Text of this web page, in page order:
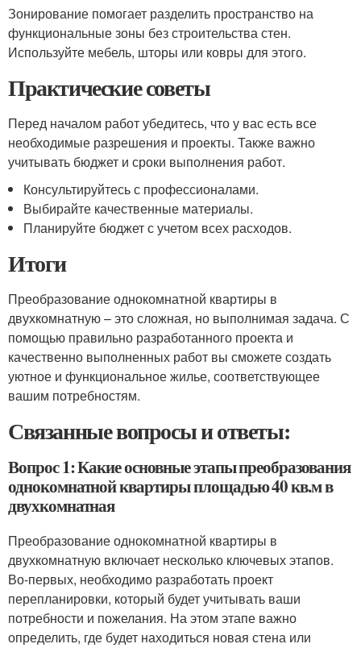
Зонирование помогает разделить пространство на
функциональные зоны без строительства стен.
Используйте мебель, шторы или ковры для этого.
Практические советы
Перед началом работ убедитесь, что у вас есть все
необходимые разрешения и проекты. Также важно
учитывать бюджет и сроки выполнения работ.
Консультируйтесь с профессионалами.
Выбирайте качественные материалы.
Планируйте бюджет с учетом всех расходов.
Итоги
Преобразование однокомнатной квартиры в
двухкомнатную – это сложная, но выполнимая задача. С
помощью правильно разработанного проекта и
качественно выполненных работ вы сможете создать
уютное и функциональное жилье, соответствующее
вашим потребностям.
Связанные вопросы и ответы:
Вопрос 1: Какие основные этапы преобразования
однокомнатной квартиры площадью 40 кв.м в
двухкомнатная
Преобразование однокомнатной квартиры в
двухкомнатную включает несколько ключевых этапов.
Во-первых, необходимо разработать проект
перепланировки, который будет учитывать ваши
потребности и пожелания. На этом этапе важно
определить, где будет находиться новая стена или